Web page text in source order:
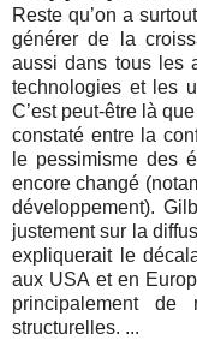
Reste qu’on a
générer de la
aussi dans tous les
technologies et les
C’est peut-être là
constaté entre la
le pessimisme des
encore changé
développement).
justement sur la
expliquerait le
aux USA et en
principalement de
structurelles. ...